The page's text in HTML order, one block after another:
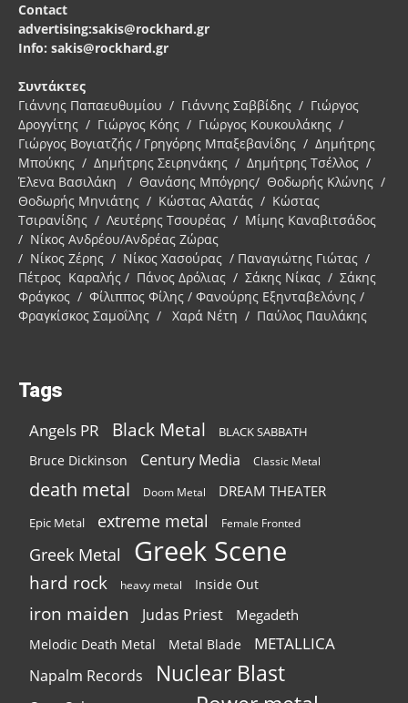
Contact
advertising:sakis@rockhard.gr
Info: sakis@rockhard.gr
Συντάκτες
Γιάννης Παπαευθυμίου / Γιάννης Σαββίδης / Γιώργος
Δρογγίτης / Γιώργος Κόης / Γιώργος Κουκουλάκης /
Γιώργος Βογιατζής / Γρηγόρης Μπαξεβανίδης / Δημήτρης
Μπούκης / Δημήτρης Σειρηνάκης / Δημήτρης Τσέλλος /
Έλενα Βασιλάκη / Θανάσης Μπόγρης/ Θοδωρής Κλώνης /
Θοδωρής Μηνιάτης / Κώστας Αλατάς / Κώστας
Τσιρανίδης / Λευτέρης Τσουρέας / Μίμης Καναβιτσάδος
/ Νίκος Ανδρέου/Ανδρέας Ζώρας
/ Νίκος Ζέρης / Νίκος Χασούρας / Παναγιώτης Γιώτας /
Πέτρος Καραλής / Πάνος Δρόλιας / Σάκης Νίκας / Σάκης
Φράγκος / Φίλιππος Φίλης / Φανούρης Εξηνταβελόνης /
Φραγκίσκος Σαμοΐλης / Χαρά Νέτη / Παύλος Παυλάκης
Tags
Angels PR Black Metal BLACK SABBATH
Bruce Dickinson Century Media Classic Metal
death metal Doom Metal DREAM THEATER
Epic Metal extreme metal Female Fronted
Greek Metal Greek Scene
hard rock heavy metal Inside Out
iron maiden Judas Priest Megadeth
Melodic Death Metal Metal Blade METALLICA
Napalm Records Nuclear Blast